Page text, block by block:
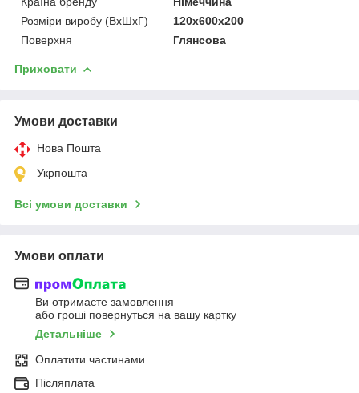
Розміри виробу (ВхШхГ)
120х600х200
Поверхня
Глянсова
Приховати
Умови доставки
Нова Пошта
Укрпошта
Всі умови доставки
Умови оплати
Ви отримаєте замовлення
або гроші повернуться на вашу картку
Детальніше
Оплатити частинами
Післяплата